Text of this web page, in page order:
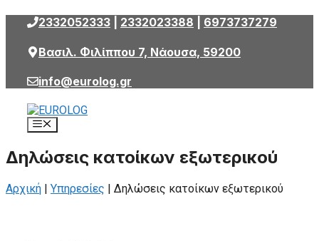
Μετάβαση
περιεχόμενο
2332052333 2332023388 6973737279
Βασιλ. Φιλίππου 7, Νάουσα, 59200
info@eurolog.gr
Μενού
Δηλώσεις κατοίκων εξωτερικού
Αρχική Υπηρεσίες Δηλώσεις κατοίκων εξωτερικού